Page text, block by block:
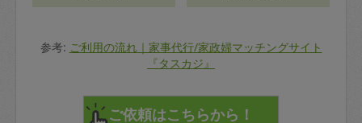
参考: ご利用の流れ｜家事代行/家政婦マッチングサイト
『タスカジ』